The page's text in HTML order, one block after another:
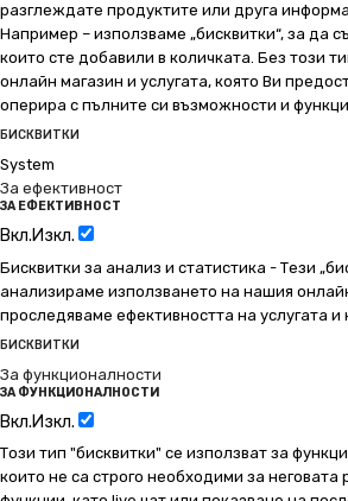
разглеждате продуктите или друга
Например – използваме „бисквитки“, за да
които сте добавили в количката. Без този
онлайн магазин и услугата, която Ви
оперира с пълните си възможности и
БИСКВИТКИ
System
За ефективност
ЗА ЕФЕКТИВНОСТ
Вкл.Изкл.
Бисквитки за анализ и статистика - Тези
анализираме използването на нашия
проследяваме ефективността на услугата и
БИСКВИТКИ
За функционалности
ЗА ФУНКЦИОНАЛНОСТИ
Вкл.Изкл.
Този тип "бисквитки" се използват за
които не са строго необходими за